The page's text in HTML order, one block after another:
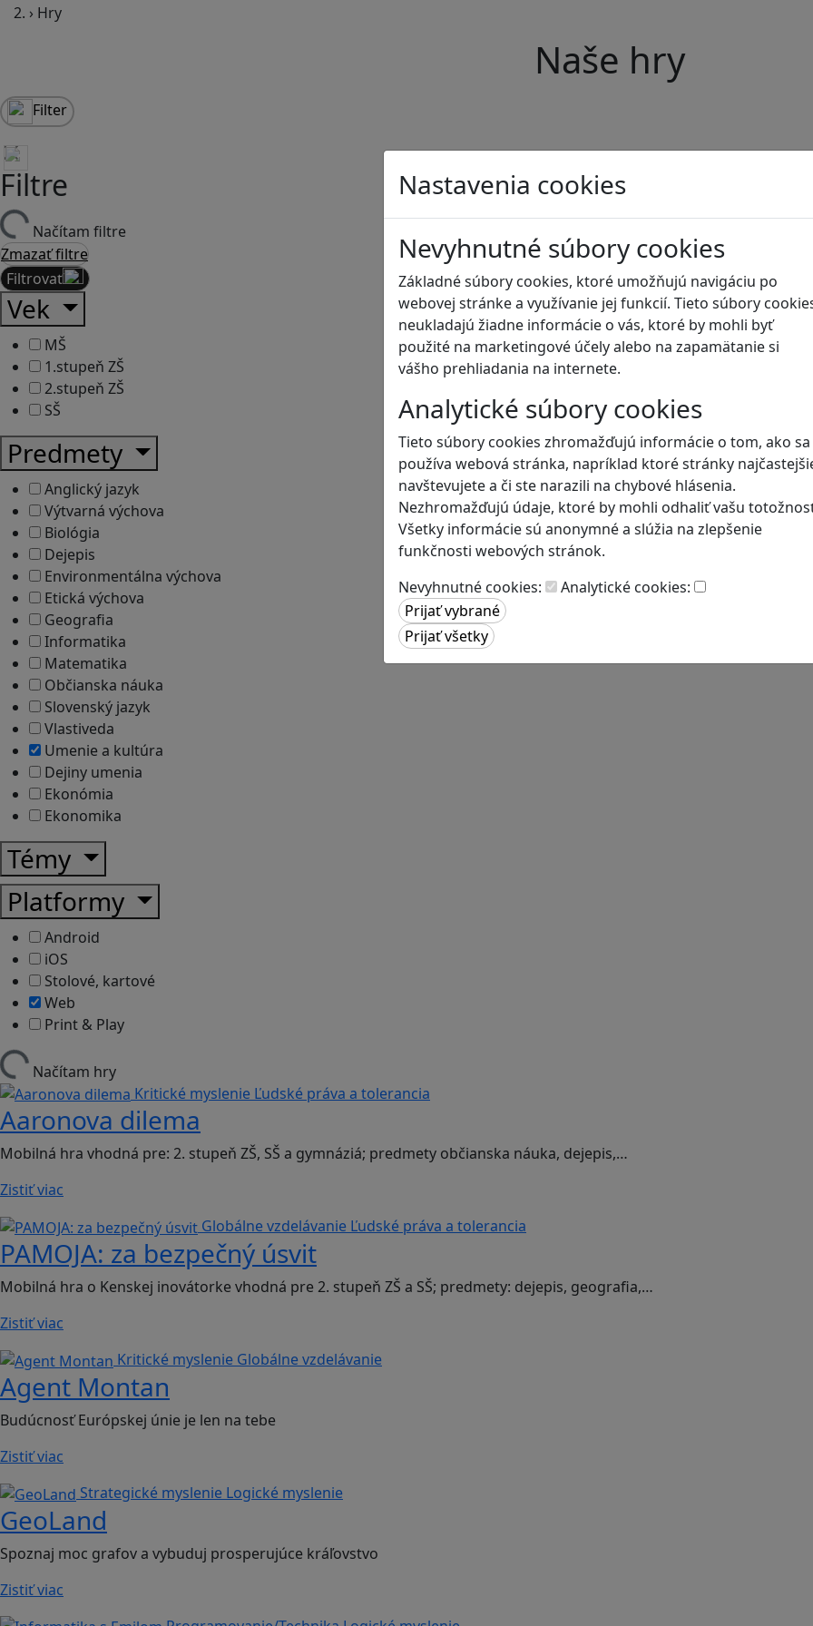
Nastavenia cookies
Nevyhnutné súbory cookies
Základné súbory cookies, ktoré umožňujú navigáciu po
webovej stránke a využívanie jej funkcií. Tieto súbory
neukladajú žiadne informácie o vás, ktoré by mohli byť
použité na marketingové účely alebo na zapamätanie si
vášho prehliadania na internete.
Analytické súbory cookies
Tieto súbory cookies zhromažďujú informácie o tom, ako sa
používa webová stránka, napríklad ktoré stránky
navštevujete a či ste narazili na chybové hlásenia.
Nezhromažďujú údaje, ktoré by mohli odhaliť vašu
Všetky informácie sú anonymné a slúžia na zlepšenie
funkčnosti webových stránok.
Nevyhnutné cookies:
Analytické cookies:
› Hry
Naše hry
Filter
Filtre
Načítam filtre
Zmazať filtre
Filtrovať
Vek
MŠ
1.stupeň ZŠ
2.stupeň ZŠ
SŠ
Predmety
Anglický jazyk
Výtvarná výchova
Biológia
Dejepis
Environmentálna výchova
Etická výchova
Geografia
Informatika
Matematika
Občianska náuka
Slovenský jazyk
Vlastiveda
Umenie a kultúra
Dejiny umenia
Ekonómia
Ekonomika
Témy
Platformy
Android
iOS
Stolové, kartové
Web
Print & Play
Načítam hry
Kritické myslenie Ľudské práva a tolerancia
Aaronova dilema
Mobilná hra vhodná pre: 2. stupeň ZŠ, SŠ a gymnáziá; predmety občianska náuka, dejepis,…
Zistiť viac
Globálne vzdelávanie Ľudské práva a tolerancia
PAMOJA: za bezpečný úsvit
Mobilná hra o Kenskej inovátorke vhodná pre 2. stupeň ZŠ a SŠ; predmety: dejepis, geografia,…
Zistiť viac
Kritické myslenie Globálne vzdelávanie
Agent Montan
Budúcnosť Európskej únie je len na tebe
Zistiť viac
Strategické myslenie Logické myslenie
GeoLand
Spoznaj moc grafov a vybuduj prosperujúce kráľovstvo
Zistiť viac